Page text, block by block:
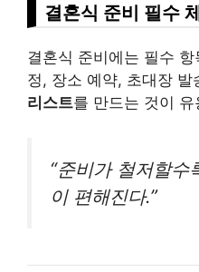
결혼식 준비 필수
결혼식 준비에는 필수
정, 장소 예약, 초대장 발
리스트를 만드는 것이 유
“준비가 철저할수
이 편해진다.”